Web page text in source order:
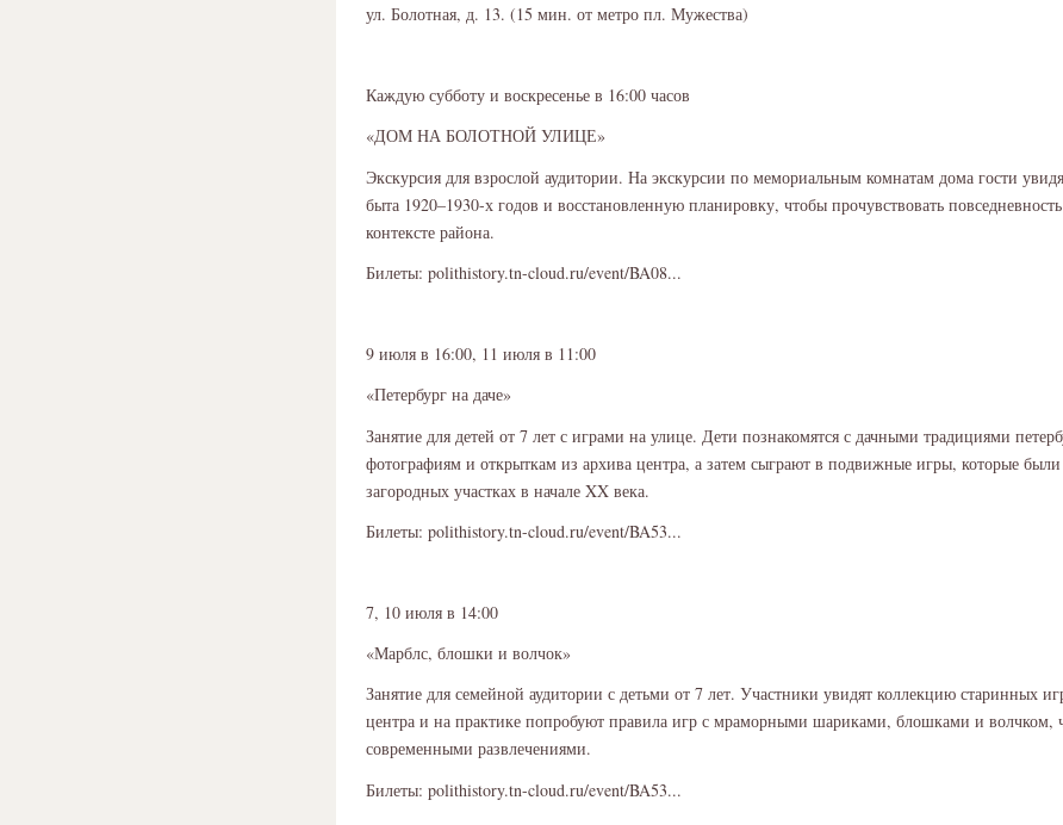
ул. Болотная, д. 13. (15 мин. от метро пл. Мужества)
Каждую субботу и воскресенье в 16:00 часов
«ДОМ НА БОЛОТНОЙ УЛИЦЕ»
Экскурсия для взрослой аудитории. На экскурсии по мемориальным комнатам дома гости
быта 1920–1930-х годов и восстановленную планировку, чтобы прочувствовать
контексте района.
Билеты: polithistory.tn-cloud.ru/event/BA08...
9 июля в 16:00, 11 июля в 11:00
«Петербург на даче»
Занятие для детей от 7 лет с играми на улице. Дети познакомятся с дачными традициями
фотографиям и открыткам из архива центра, а затем сыграют в подвижные игры, которые
загородных участках в начале XX века.
Билеты: polithistory.tn-cloud.ru/event/BA53...
7, 10 июля в 14:00
«Марблс, блошки и волчок»
Занятие для семейной аудитории с детьми от 7 лет. Участники увидят коллекцию старинных
центра и на практике попробуют правила игр с мраморными шариками, блошками и волчком,
современными развлечениями.
Билеты: polithistory.tn-cloud.ru/event/BA53...